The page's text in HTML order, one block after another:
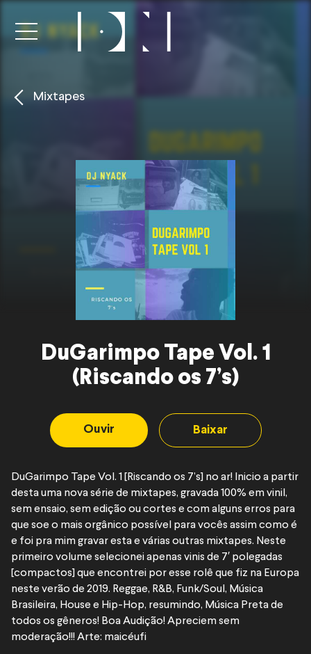
Mixtapes
DuGarimpo Tape Vol. 1
(Riscando os 7’s)
Ouvir Baixar
DuGarimpo Tape Vol. 1 [Riscando os 7’s] no ar! Inicio a partir
desta uma nova série de mixtapes, gravada 100% em vinil,
sem ensaio, sem edição ou cortes e com alguns erros para
que soe o mais orgânico possível para vocês assim como é
e foi pra mim gravar esta e várias outras mixtapes. Neste
primeiro volume selecionei apenas vinis de 7′ polegadas
[compactos] que encontrei por esse rolê que fiz na Europa
neste verão de 2019. Reggae, R&B, Funk/Soul, Música
Brasileira, House e Hip-Hop, resumindo, Música Preta de
todos os gêneros! Boa Audição! Apreciem sem
moderação!!! Arte: maicéufi